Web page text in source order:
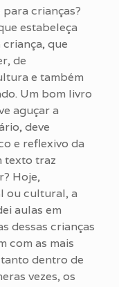
crianças?
estabeleça
que
de
e também
Um bom livro
aguçar a
deve
e reflexivo da
texto traz
Hoje,
ou cultural, a
aulas em
dessas crianças
com as mais
dentro de
vezes, os